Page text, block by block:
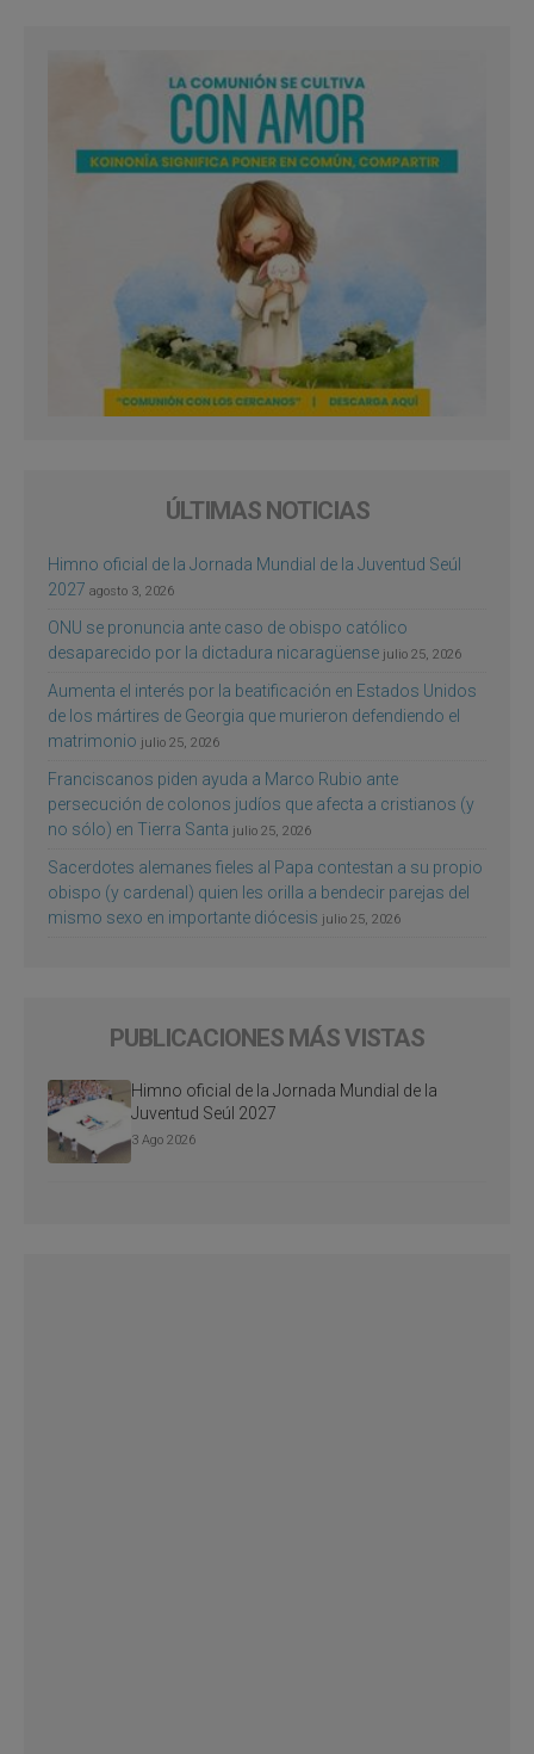
ÚLTIMAS NOTICIAS
Himno oficial de la Jornada Mundial de la Juventud Seúl
2027 agosto 3, 2026
ONU se pronuncia ante caso de obispo católico
desaparecido por la dictadura nicaragüense julio 25, 2026
Aumenta el interés por la beatificación en Estados Unidos
de los mártires de Georgia que murieron defendiendo el
matrimonio julio 25, 2026
Franciscanos piden ayuda a Marco Rubio ante
persecución de colonos judíos que afecta a cristianos (y
no sólo) en Tierra Santa julio 25, 2026
Sacerdotes alemanes fieles al Papa contestan a su propio
obispo (y cardenal) quien les orilla a bendecir parejas del
mismo sexo en importante diócesis julio 25, 2026
PUBLICACIONES MÁS VISTAS
Himno oficial de la Jornada Mundial de la
Juventud Seúl 2027
3 Ago 2026